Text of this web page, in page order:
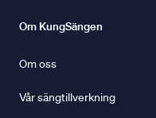
Om KungSängen
Om oss
Vår sängtillverkning